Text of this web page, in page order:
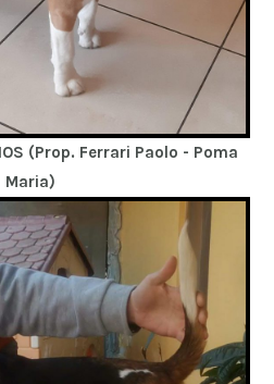
IOS (Prop. Ferrari Paolo - Poma
Maria)